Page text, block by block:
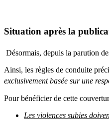
Situation après la
Désormais, depuis la parution
Ainsi, les règles de conduite
exclusivement basée sur une
Pour bénéficier de cette
Les violences subies